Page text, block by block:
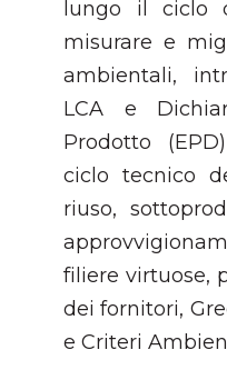
lungo il ciclo
misurare e
ambientali,
LCA e
Prodotto
ciclo tecnico
riuso,
filiere virtuose,
dei fornitori,
e Criteri